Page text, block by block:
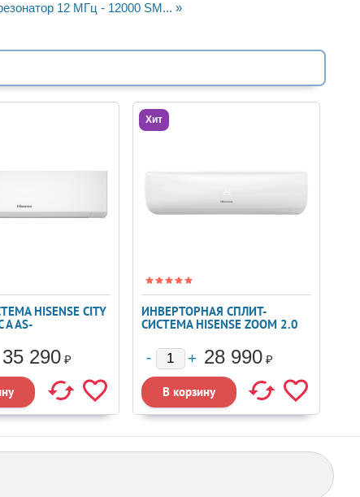
12 МГц - 12000 SM... »
HISENSE CITY
A AS-
35 290 ₽
Хит
ИНВЕРТОРНАЯ СПЛИТ-
СИСТЕМА HISENSE ZOOM 2.0
07UW4RYRKB0128 990 ₽